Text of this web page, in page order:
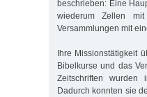
beschrieben: Eine
wiederum Zellen
Versammlungen mit
Ihre Missionstätigkeit
Bibelkurse und das
Zeitschriften wurden
Dadurch konnten sie